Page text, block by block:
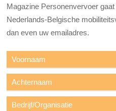
Magazine Personenvervoer
Nederlands-Belgische
dan even uw emailadres.